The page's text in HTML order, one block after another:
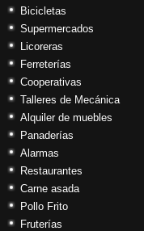
Bicicletas
Supermercados
Licoreras
Ferreterías
Cooperativas
Talleres de Mecánica
Alquiler de muebles
Panaderías
Alarmas
Restaurantes
Carne asada
Pollo Frito
Fruterías